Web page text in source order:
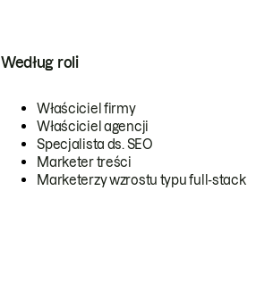
Według roli
Właściciel firmy
Właściciel agencji
Specjalista ds. SEO
Marketer treści
Marketerzy wzrostu typu full-stack